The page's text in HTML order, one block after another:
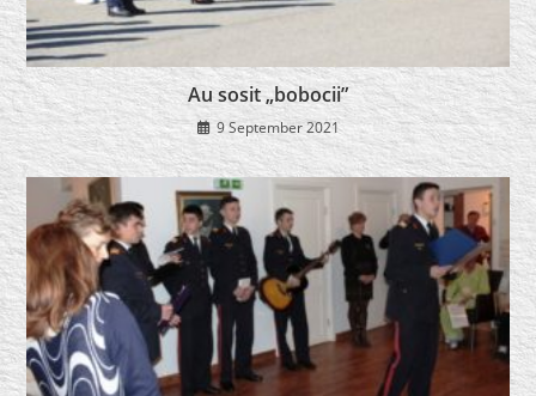
Au sosit „bobocii”
9 September 2021